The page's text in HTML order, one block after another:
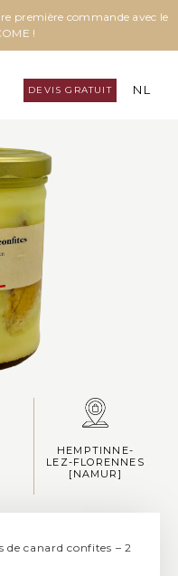
première commande avec le
!
DEVIS GRATUIT NL
HEMPTINNE-
LEZ-FLORENNES
[NAMUR]
de canard confites – 2